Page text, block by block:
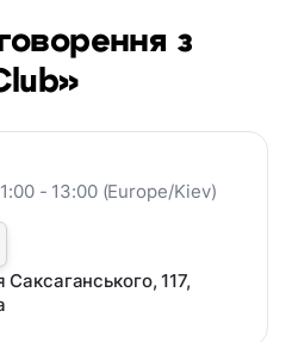
з
- 13:00 (Europe/Kiev)
117,